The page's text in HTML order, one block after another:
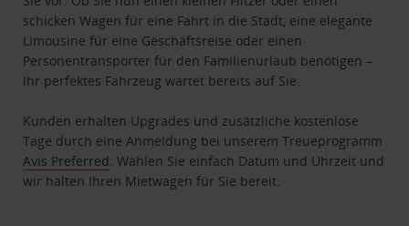
schicken Wagen für eine Fahrt in die Stadt, eine elegante
Limousine für eine Geschäftsreise oder einen
Personentransporter für den Familienurlaub benötigen –
Ihr perfektes Fahrzeug wartet bereits auf Sie.
Kunden erhalten Upgrades und zusätzliche kostenlose
Tage durch eine Anmeldung bei unserem Treueprogramm
Avis Preferred . Wählen Sie einfach Datum und Uhrzeit und
wir halten Ihren Mietwagen für Sie bereit.